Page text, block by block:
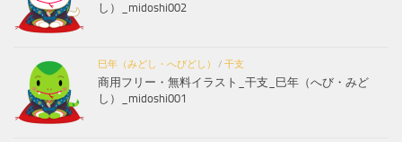
し）_midoshi002
巳年（みどし・へびどし） / 干支
商用フリー・無料イラスト_干支_巳年（へび・みど
し）_midoshi001